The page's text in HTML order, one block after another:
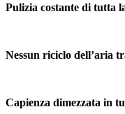
Pulizia costante di tutta
Nessun riciclo dell’aria
Capienza dimezzata in